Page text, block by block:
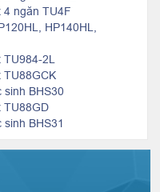
4 ngăn TU4F
HP140HL,
2L
TU88GCK
BHS30
TU88GD
BHS31